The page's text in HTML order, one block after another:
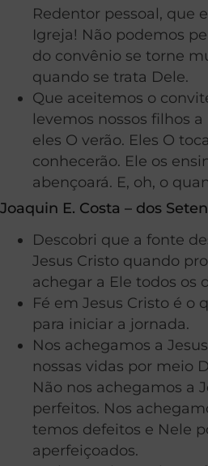
Redentor pessoal, que
Igreja! Não podemos
do convênio se torne
quando se trata Dele.
Que aceitemos o
levemos nossos filhos a
eles O verão. Eles O
conhecerão. Ele os
abençoará. E, oh, o
Joaquin E. Costa – dos
Descobri que a fonte
Jesus Cristo quando
achegar a Ele todos os
Fé em Jesus Cristo é o
para iniciar a jornada.
Nos achegamos a
nossas vidas por meio
Não nos achegamos a
perfeitos. Nos
temos defeitos e Nele
aperfeiçoados.